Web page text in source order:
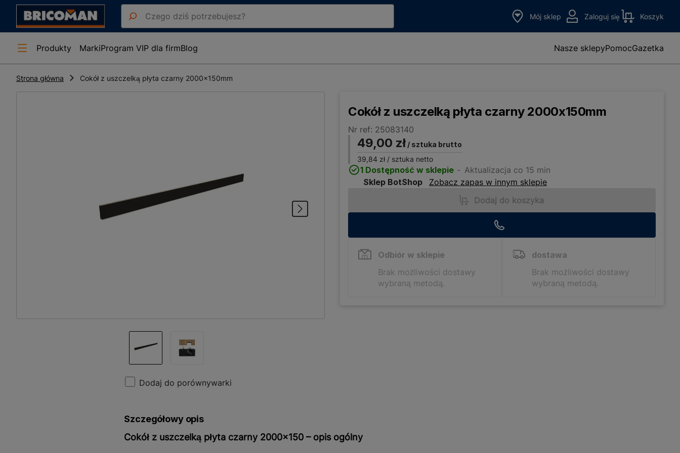
Mój sklep Zaloguj się Koszyk
Produkty MarkiProgram VIP dla firmBlog Nasze sklepyPomocGazetka
Strona główna Cokół z uszczelką płyta czarny 2000x150mm
Dodaj do porównywarki
Cokół z uszczelką płyta czarny 2000x150mm
Nr ref: 25083140
49,00 zł / sztuka brutto
39,84 zł / sztuka netto
1 Dostępność w sklepie
Aktualizacja co 15 min
Sklep BotShop
Zobacz zapas w innym sklepie
Dodaj do koszyka
Odbiór w sklepie
Brak możliwości dostawy
wybraną metodą.
dostawa
Brak możliwości dostawy
wybraną metodą.
Szczegółowy opis
Cokół z uszczelką płyta czarny 2000x150 – opis ogólny